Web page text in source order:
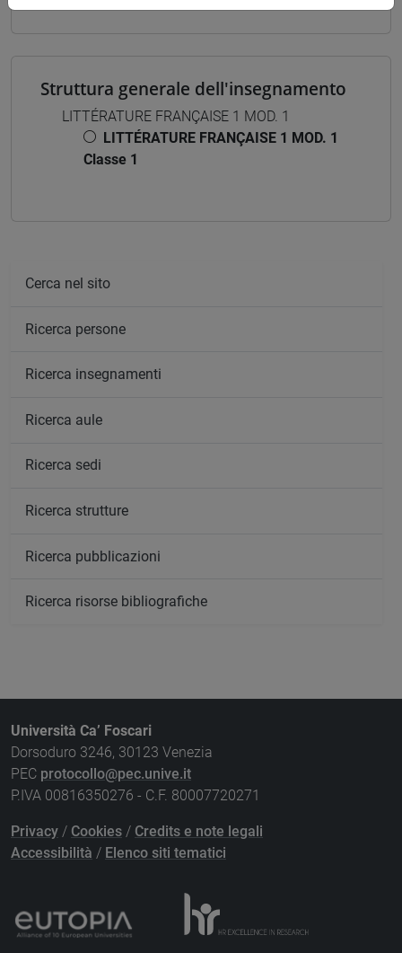
Struttura generale dell'insegnamento
LITTÉRATURE FRANÇAISE 1 MOD. 1
LITTÉRATURE FRANÇAISE 1 MOD. 1
Classe 1
Cerca nel sito
Ricerca persone
Ricerca insegnamenti
Ricerca aule
Ricerca sedi
Ricerca strutture
Ricerca pubblicazioni
Ricerca risorse bibliografiche
Università Ca’ Foscari
Dorsoduro 3246, 30123 Venezia
PEC protocollo@pec.unive.it
P.IVA 00816350276 - C.F. 80007720271
Privacy / Cookies / Credits e note legali
Accessibilità / Elenco siti tematici